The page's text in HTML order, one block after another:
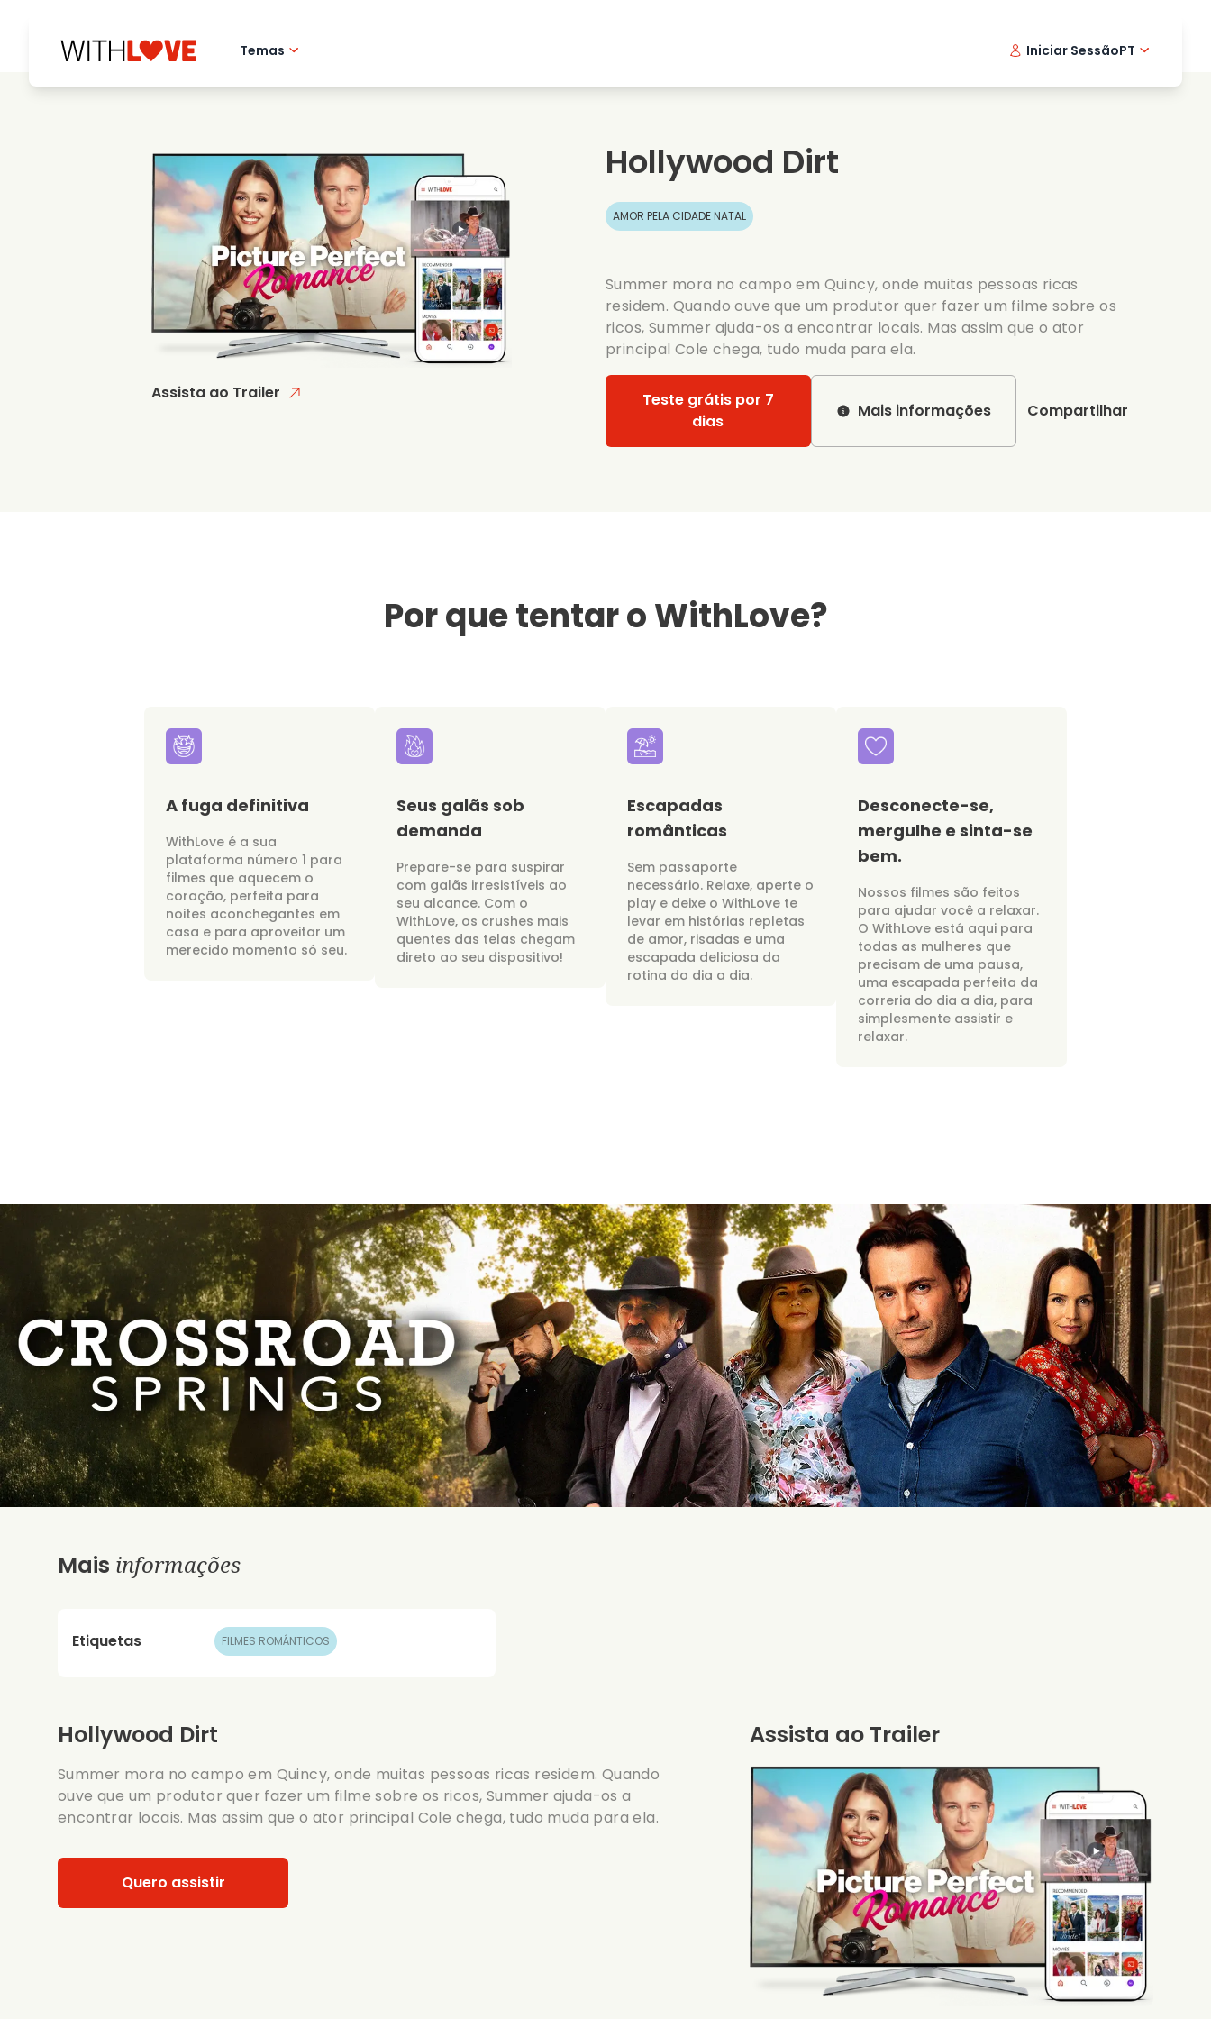
Temas
Misterios
Filmes de data
Series romanticas
Iniciar SessãoPT
Assista ao Trailer
Hollywood Dirt
AMOR PELA CIDADE NATAL
Summer mora no campo em Quincy, onde muitas pessoas ricas
residem. Quando ouve que um produtor quer fazer um filme sobre os
ricos, Summer ajuda-os a encontrar locais. Mas assim que o ator
principal Cole chega, tudo muda para ela.
Teste grátis por 7
dias
Mais informações Compartilhar
Por que tentar o WithLove?
A fuga definitiva
WithLove é a sua
plataforma número 1 para
filmes que aquecem o
coração, perfeita para
noites aconchegantes em
casa e para aproveitar um
merecido momento só seu.
Seus galãs sob
demanda
Prepare-se para suspirar
com galãs irresistíveis ao
seu alcance. Com o
WithLove, os crushes mais
quentes das telas chegam
direto ao seu dispositivo!
Escapadas
românticas
Sem passaporte
necessário. Relaxe, aperte o
play e deixe o WithLove te
levar em histórias repletas
de amor, risadas e uma
escapada deliciosa da
rotina do dia a dia.
Desconecte-se,
mergulhe e sinta-se
bem.
Nossos filmes são feitos
para ajudar você a relaxar.
O WithLove está aqui para
todas as mulheres que
precisam de uma pausa,
uma escapada perfeita da
correria do dia a dia, para
simplesmente assistir e
relaxar.
Mais informações
Etiquetas FILMES ROMÂNTICOS
Hollywood Dirt
Summer mora no campo em Quincy, onde muitas pessoas ricas residem. Quando
ouve que um produtor quer fazer um filme sobre os ricos, Summer ajuda-os a
encontrar locais. Mas assim que o ator principal Cole chega, tudo muda para ela.
Quero assistir
Assista ao Trailer